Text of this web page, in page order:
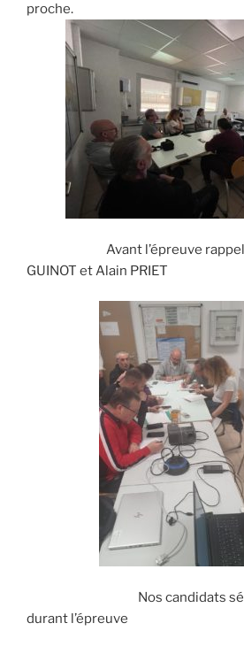
proche.
Avant l’épreuve rappel
GUINOT et Alain PRIET
Nos candidats sérieux
durant l’épreuve